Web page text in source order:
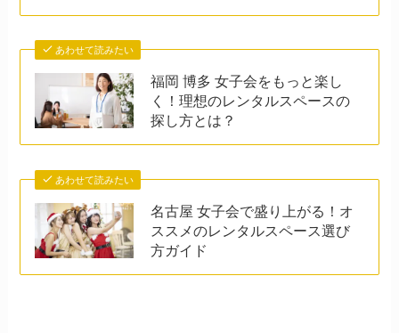
あわせて読みたい
福岡 博多 女子会をもっと楽し
く！理想のレンタルスペースの
探し方とは？
あわせて読みたい
名古屋 女子会で盛り上がる！オ
ススメのレンタルスペース選び
方ガイド